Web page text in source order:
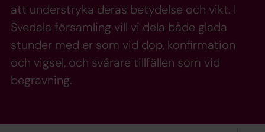
att understryka deras betydelse och vikt. I
Svedala församling vill vi dela både glada
stunder med er som vid dop, konfirmation
och vigsel, och svårare tillfällen som vid
begravning.